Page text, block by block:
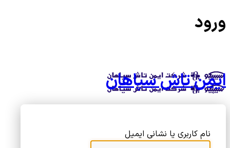
ورود
ایمن تاش سپاهان
نام کاربری یا نشانی ایمیل